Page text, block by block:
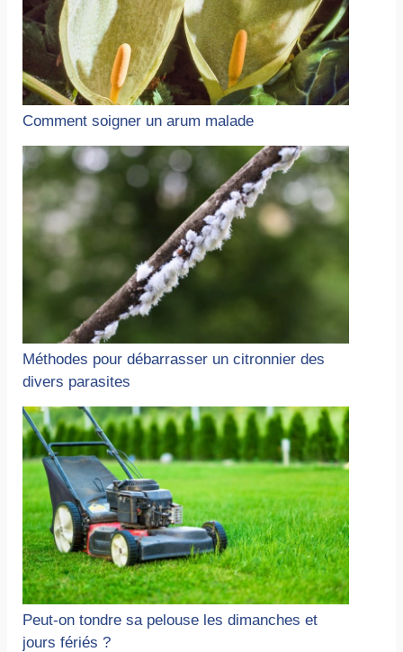
Comment soigner un arum malade
Méthodes pour débarrasser un citronnier des
divers parasites
Peut-on tondre sa pelouse les dimanches et
jours fériés ?